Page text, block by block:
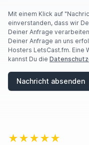
A
R
E
A
H
U
R
Mit einem Klick auf
einverstanden, dass wir
Deiner Anfrage
Deiner Anfrage an uns
Hosters LetsCast.fm. Eine
kannst Du die
Nachricht absenden
★★★★★